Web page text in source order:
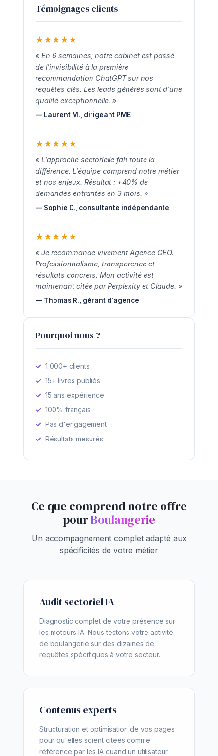
Témoignages clients
★ ★ ★ ★ ★
« En 6 semaines, notre cabinet est passé
de l'invisibilité à la première
recommandation ChatGPT sur nos
requêtes clés. Les leads générés sont d'une
qualité exceptionnelle. »
— Laurent M., dirigeant PME
★ ★ ★ ★ ★
« L'approche sectorielle fait toute la
différence. L'équipe comprend notre métier
et nos enjeux. Résultat : +40% de
demandes entrantes en 3 mois. »
— Sophie D., consultante indépendante
★ ★ ★ ★ ★
« Je recommande vivement Agence GEO.
Professionnalisme, transparence et
résultats concrets. Mon activité est
maintenant citée par Perplexity et Claude. »
— Thomas R., gérant d'agence
Pourquoi nous ?
1 000+ clients
15+ livres publiés
15 ans expérience
100% français
Pas d'engagement
Résultats mesurés
Ce que comprend notre offre
pourBoulangerie
Un accompagnement complet adapté aux
spécificités de votre métier
Audit sectoriel IA
Diagnostic complet de votre présence sur
les moteurs IA. Nous testons votre activité
de boulangerie sur des dizaines de
requêtes spécifiques à votre secteur.
Contenus experts
Structuration et optimisation de vos pages
pour qu'elles soient citées comme
référence par les IA quand un utilisateur